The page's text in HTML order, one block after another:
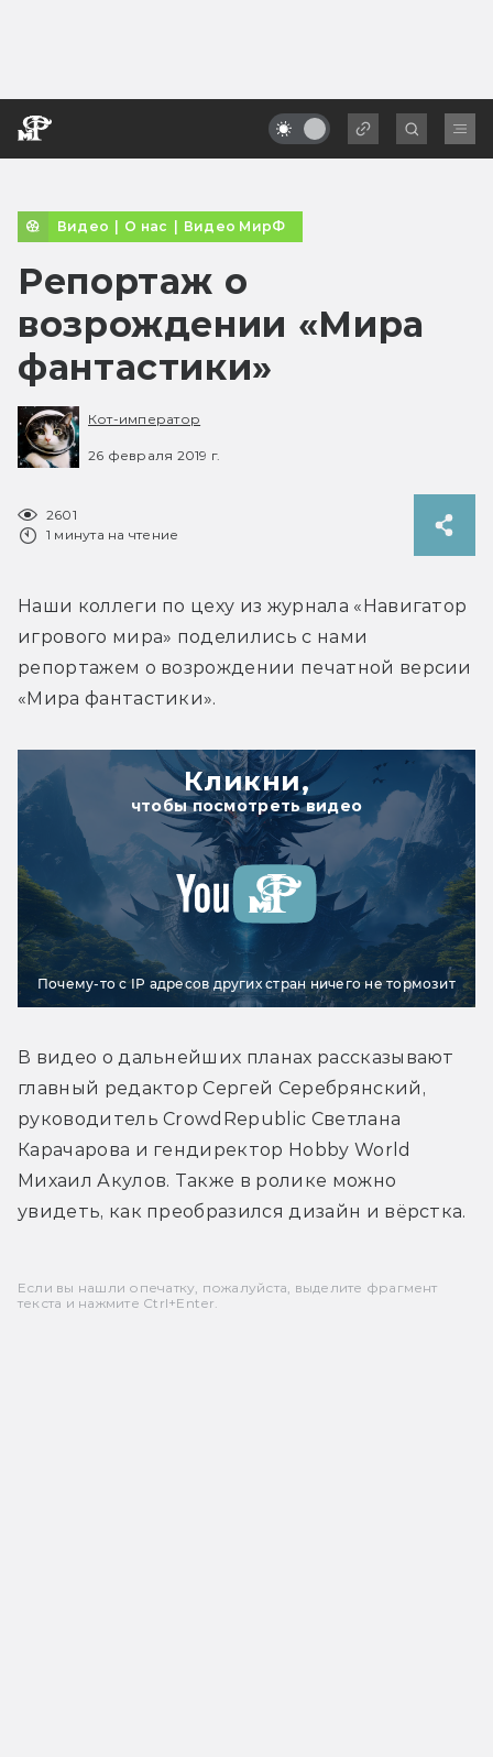
Видео | О нас | Видео МирФ
Репортаж о
возрождении «Мира
фантастики»
Кот-император
26 февраля 2019 г.
2601
1 минута на чтение
Наши коллеги по цеху из журнала «Навигатор
игрового мира» поделились с нами
репортажем о возрождении печатной версии
«Мира фантастики».
Кликни,
чтобы посмотреть видео
Почему-то с IP адресов других стран ничего не тормозит
В видео о дальнейших планах рассказывают
главный редактор Сергей Серебрянский,
руководитель CrowdRepublic Светлана
Карачарова и гендиректор Hobby World
Михаил Акулов. Также в ролике можно
увидеть, как преобразился дизайн и вёрстка.
Если вы нашли опечатку, пожалуйста, выделите фрагмент
текста и нажмите Ctrl+Enter.